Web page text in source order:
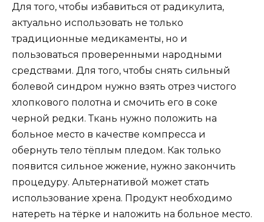
Для того, чтобы избавиться от радикулита,
актуально использовать не только
традиционные медикаменты, но и
пользоваться проверенными народными
средствами. Для того, чтобы снять сильный
болевой синдром нужно взять отрез чистого
хлопкового полотна и смочить его в соке
черной редки. Ткань нужно положить на
больное место в качестве компресса и
обернуть тело тёплым пледом. Как только
появится сильное жжение, нужно закончить
процедуру. Альтернативой может стать
использование хрена. Продукт необходимо
натереть на тёрке и наложить на больное место.